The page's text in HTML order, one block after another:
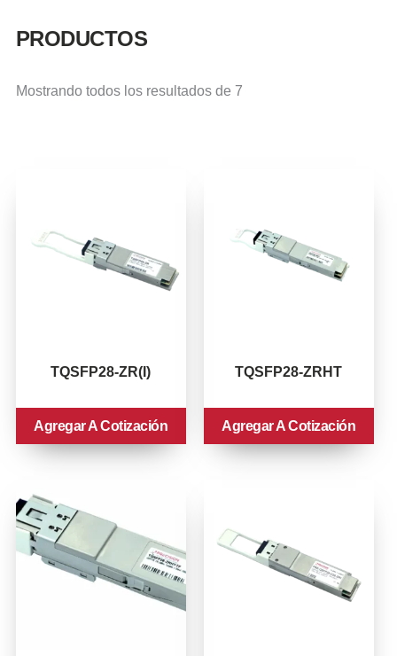
PRODUCTOS
Mostrando todos los resultados de 7
TQSFP28-ZR(I)
Agregar A Cotización
TQSFP28-ZRHT
Agregar A Cotización